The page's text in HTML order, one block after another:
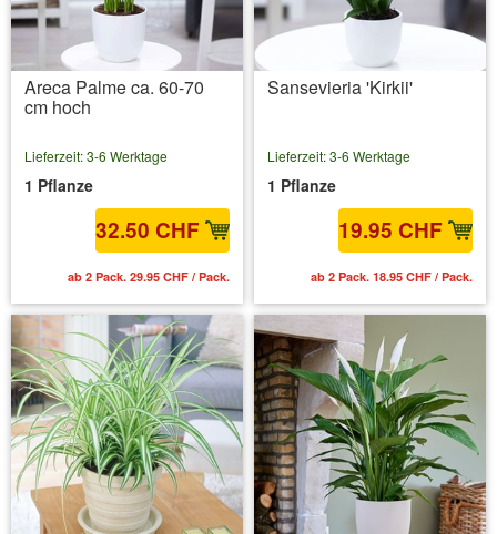
Areca Palme ca. 60-70
cm hoch
Lieferzeit: 3-6 Werktage
1 Pflanze
32.50 CHF
ab 2 Pack. 29.95 CHF / Pack.
Sansevieria 'Kirkii'
Lieferzeit: 3-6 Werktage
1 Pflanze
19.95 CHF
ab 2 Pack. 18.95 CHF / Pack.